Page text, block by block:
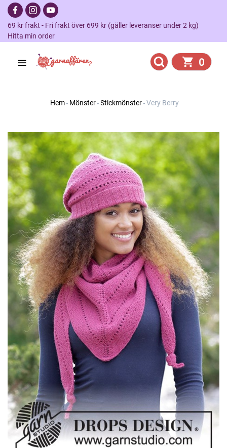
69 kr frakt - Fri frakt över 699 kr (gäller leveranser under 2 kg)
Hitta min order
0
Hem Mönster Stickmönster Very Berry